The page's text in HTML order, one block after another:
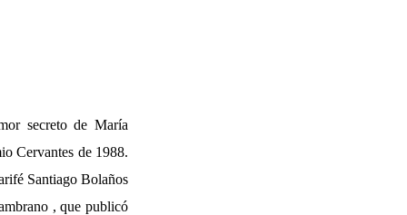
secreto de María
Cervantes de 1988.
Santiago Bolaños
, que publicó